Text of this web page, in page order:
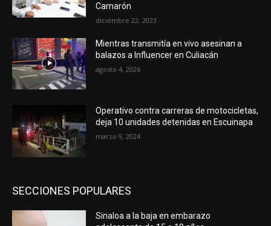
Camarón
diciembre 22, 2023
Mientras transmitía en vivo asesinan a
balazos a Influencer en Culiacán
agosto 4, 2026
Operativo contra carreras de motocicletas,
deja 10 unidades detenidas en Escuinapa
marzo 9, 2024
SECCIONES POPULARES
Sinaloa a la baja en embarazo